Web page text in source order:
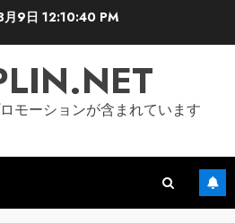
月9日12:10:41 PM
モーションが含まれています